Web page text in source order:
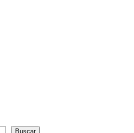
Buscar